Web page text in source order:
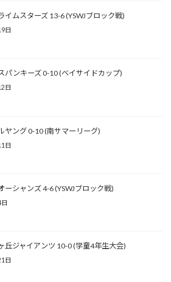
イムスターズ 13-6 (YSWJブロック戦)
日
パンキーズ 0-10 (ベイサイドカップ)
日
ヤング 0-10 (南サマーリーグ)
日
ーシャンズ 4-6 (YSWJブロック戦)
丘ジャイアンツ 10-0 (学童4年生大会)
日